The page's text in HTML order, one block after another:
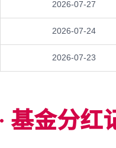
2026-07-27
2026-07-24
2026-07-23
基金分红